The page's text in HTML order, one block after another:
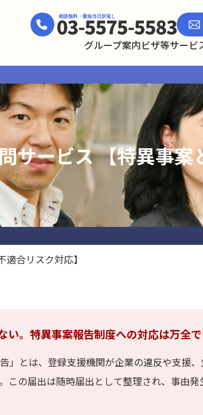
グループ案内ビザ等サービ
サービス 【特異事
合リスク対応】
い。特異事案報告制度への対応は万全
」とは、登録支援機関が企業の違反や支援
この届出は随時届出として整理され、事由